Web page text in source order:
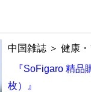
中国雑誌 ＞ 健康
『SoFigaro 精
枚）』